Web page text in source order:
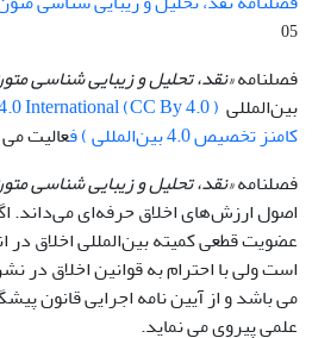
05
فصلنامه«نقد، تحلیل و زیبایی شناسی
بین‌المللی
کامنز تخصیص 4.0 بین‌المللی ) ف
عالیت
فصلنامه«نقد، تحلیل و زیبایی شناسی
اصول ارزش‌های اخلاق حرفه‌ای می‌داند.
می باشد و از آیین نامه اجرایی قانون
علمی پیروی می نماید.